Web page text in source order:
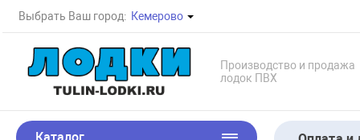
Выбрать Ваш город: Кемерово
Производство и продажа
лодок ПВХ